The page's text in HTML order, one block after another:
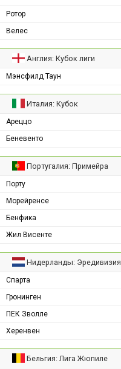
Ротор
Велес
Англия: Кубок лиги
Мэнсфилд Таун
Италия: Кубок
Ареццо
Беневенто
Португалия: Примейра
Порту
Морейренсе
Бенфика
Жил Висенте
Нидерланды: Эредивизия
Спарта
Гронинген
ПЕК Зволле
Херенвен
Бельгия: Лига Жюпиле